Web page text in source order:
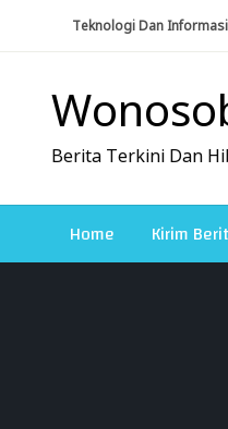
Teknologi Dan Informasi
Berita Terkini Dan
Home Kirim